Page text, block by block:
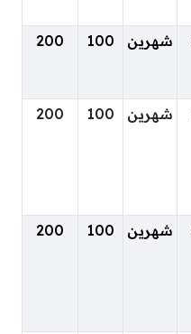
شهرين 100
200
شهرين 100
200
شهرين 100
200